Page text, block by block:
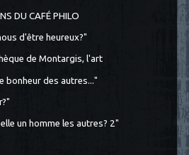
DU CAFÉ PHILO
d'être heureux?"
de Montargis, l'art
bonheur des autres..."
un homme les autres? 2"